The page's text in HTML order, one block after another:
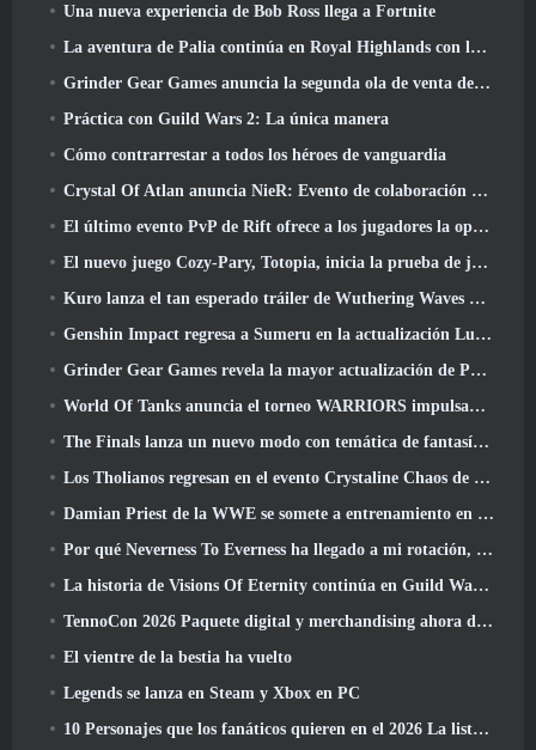
Una nueva experiencia de Bob Ross llega a Fortnite
La aventura de Palia continúa en Royal Highlands con la actualización de hoy
Grinder Gear Games anuncia la segunda ola de venta de entradas para ExileCon
Práctica con Guild Wars 2: La única manera
Cómo contrarrestar a todos los héroes de vanguardia
Crystal Of Atlan anuncia NieR: Evento de colaboración de autómatas
El último evento PvP de Rift ofrece a los jugadores la oportunidad de ganar hasta 4000 Créditos y un nuevo título
El nuevo juego Cozy-Pary, Totopia, inicia la prueba de juego beta cerrada
Kuro lanza el tan esperado tráiler de Wuthering Waves Cyberpunk: Cruce de Edgerunners
Genshin Impact regresa a Sumeru en la actualización Luna VII
Grinder Gear Games revela la mayor actualización de Path Of Exile II hasta el momento, El regreso de los antiguos
World Of Tanks anuncia el torneo WARRIORS impulsado por la comunidad
The Finals lanza un nuevo modo con temática de fantasía medieval, 'Dragon's Claim'
Los Tholianos regresan en el evento Crystaline Chaos de Star Trek Online
Damian Priest de la WWE se somete a entrenamiento en “The Loot Camp” en el tráiler Live Action Burst Fest de Delta Force
Por qué Neverness To Everness ha llegado a mi rotación, Por ahora
La historia de Visions Of Eternity continúa en Guild Wars 2 La próxima semana
TennoCon 2026 Paquete digital y merchandising ahora disponibles para comprar
El vientre de la bestia ha vuelto
Legends se lanza en Steam y Xbox en PC
10 Personajes que los fanáticos quieren en el 2026 La lista de Marvel Rivals es la que tiene más probabilidades de suceder